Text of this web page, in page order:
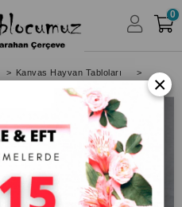
HESABIM
0
> Kanvas Hayvan Tabloları
>
×